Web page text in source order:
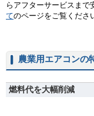
らアフターサービスまで
てのページをご覧くださ
農業用エアコンの
燃料代を大幅削減